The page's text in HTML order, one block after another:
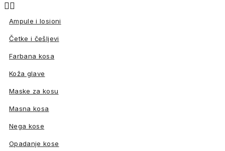

Ampule i losioni
Četke i češljevi
Farbana kosa
Koža glave
Maske za kosu
Masna kosa
Nega kose
Opadanje kose